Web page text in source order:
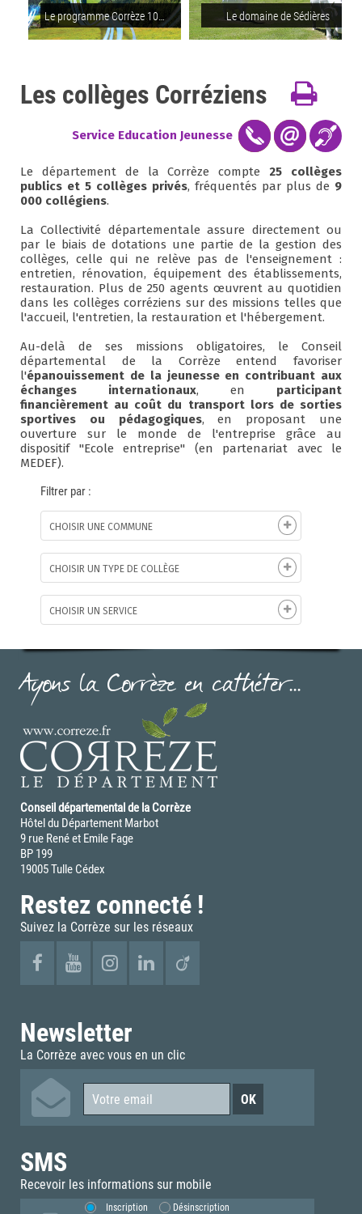
Le programme Corrèze 100% fibre Le domaine de Sédières
Les collèges Corréziens
Service Education Jeunesse
Le département de la Corrèze compte 25 collèges
publics et 5 collèges privés, fréquentés par plus de 9
000 collégiens.
La Collectivité départementale assure directement ou
par le biais de dotations une partie de la gestion des
collèges, celle qui ne relève pas de l'enseignement :
entretien, rénovation, équipement des établissements,
restauration. Plus de 250 agents œuvrent au quotidien
dans les collèges corréziens sur des missions telles que
l'accueil, l'entretien, la restauration et l'hébergement.
Au-delà de ses missions obligatoires, le Conseil
départemental de la Corrèze entend favoriser
l'épanouissement de la jeunesse en contribuant aux
échanges internationaux, en participant
financièrement au coût du transport lors de sorties
sportives ou pédagogiques, en proposant une
ouverture sur le monde de l'entreprise grâce au
dispositif "Ecole entreprise" (en partenariat avec le
MEDEF).
Filtrer par :
CHOISIR UNE COMMUNE
CHOISIR UN TYPE DE COLLÈGE
CHOISIR UN SERVICE
Ayons la Corrèze en cathéter...
Conseil départemental de la Corrèze
Hôtel du Département Marbot
9 rue René et Emile Fage
BP 199
19005 Tulle Cédex
Restez connecté !
Suivez la Corrèze sur les réseaux
Newsletter
La Corrèze avec vous en un clic
SMS
Recevoir les informations sur mobile
Inscription Désinscription